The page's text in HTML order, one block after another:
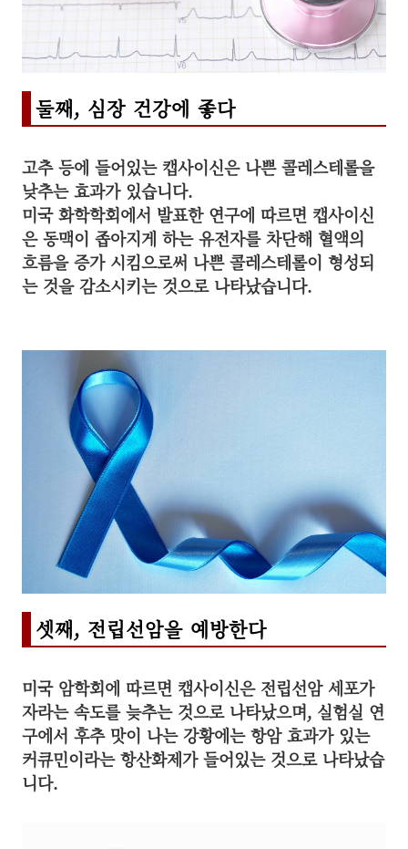
둘째, 심장 건강에 좋다
고추 등에 들어있는 캡사이신은 나쁜 콜레스테롤을
낮추는 효과가 있습니다.
미국 화학학회에서 발표한 연구에 따르면 캡사이신
은 동맥이 좁아지게 하는 유전자를 차단해 혈액의
흐름을 증가 시킴으로써 나쁜 콜레스테롤이 형성되
는 것을 감소시키는 것으로 나타났습니다.
셋째, 전립선암을 예방한다
미국 암학회에 따르면 캡사이신은 전립선암 세포가
자라는 속도를 늦추는 것으로 나타났으며, 실험실 연
구에서 후추 맛이 나는 강황에는 항암 효과가 있는
커큐민이라는 항산화제가 들어있는 것으로 나타났습
니다.